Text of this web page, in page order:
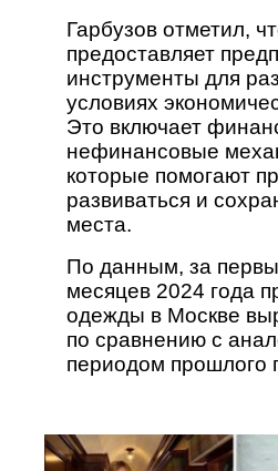
Гарбузов отметил,
предоставляет
инструменты для
условиях
Это включает
нефинансовые
которые помогают
развиваться и
места.
По данным, за
месяцев 2024 года
одежды в Москве
по сравнению с
периодом прошлого